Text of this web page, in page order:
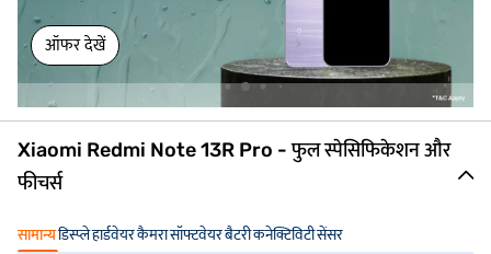
ऑफर देखें
Xiaomi Redmi Note 13R Pro - फुल स्पेसिफिकेशन और
फीचर्स
सामान्यडिस्प्लेहार्डवेयरकैमरासॉफ्टवेयरबैटरीकनेक्टिविटीसेंसर